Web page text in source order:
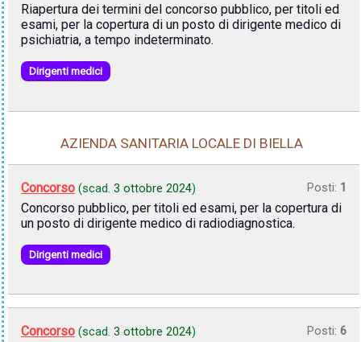
Riapertura dei termini del concorso pubblico, per titoli ed
esami, per la copertura di un posto di dirigente medico di
psichiatria, a tempo indeterminato.
Dirigenti medici
AZIENDA SANITARIA LOCALE DI BIELLA
Concorso (scad. 3 ottobre 2024) Posti: 1
Concorso pubblico, per titoli ed esami, per la copertura di
un posto di dirigente medico di radiodiagnostica.
Dirigenti medici
Concorso (scad. 3 ottobre 2024) Posti: 6